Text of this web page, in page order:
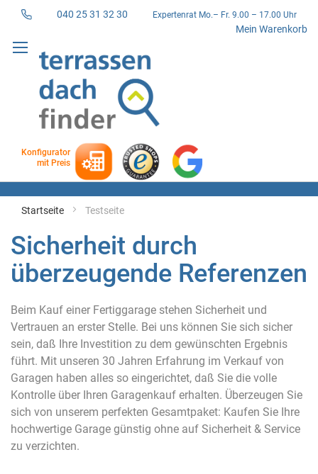
040 25 31 32 30 Expertenrat Mo.– Fr. 9.00 – 17.00 Uhr
Mein Warenkorb
zum
Konfigurator
mit Preis
Startseite Testseite
Sicherheit durch
überzeugende Referenzen
Beim Kauf einer Fertiggarage stehen Sicherheit und
Vertrauen an erster Stelle. Bei uns können Sie sich sicher
sein, daß Ihre Investition zu dem gewünschten Ergebnis
führt. Mit unseren 30 Jahren Erfahrung im Verkauf von
Garagen haben alles so eingerichtet, daß Sie die volle
Kontrolle über Ihren Garagenkauf erhalten. Überzeugen Sie
sich von unserem perfekten Gesamtpaket: Kaufen Sie Ihre
hochwertige Garage günstig ohne auf Sicherheit & Service
zu verzichten.